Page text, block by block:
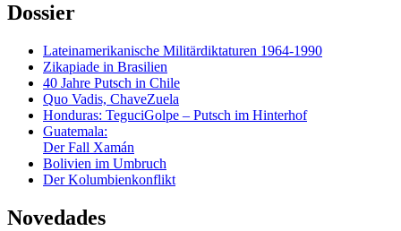
Dossier
Lateinamerikanische Militärdiktaturen 1964-1990
Zikapiade in Brasilien
40 Jahre Putsch in Chile
Quo Vadis, ChaveZuela
Honduras: TeguciGolpe – Putsch im Hinterhof
Guatemala:
Der Fall Xamán
Bolivien im Umbruch
Der Kolumbienkonflikt
Novedades